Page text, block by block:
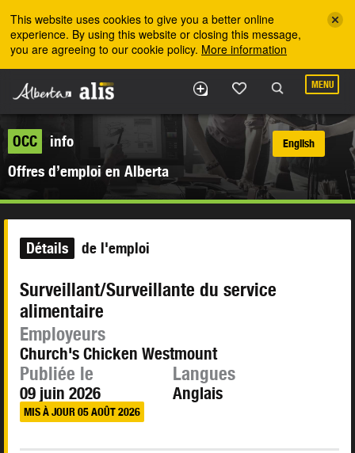
This website uses cookies to give you a better online
experience. By using this website or closing this message,
you are agreeing to our cookie policy. More information
MENU
OCC
info
Offres d’emploi en Alberta
English
Détails de l'emploi
Surveillant/Surveillante du service
alimentaire
Employeurs
Church's Chicken Westmount
Publiée le
09 juin 2026
MIS À JOUR 05 AOÛT 2026
Langues
Anglais